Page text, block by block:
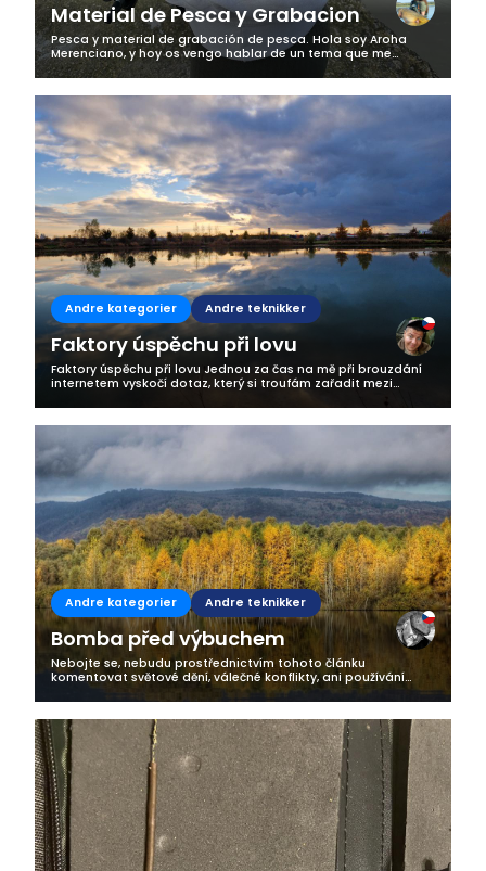
Material de Pesca y Grabacion
Pesca y material de grabación de pesca. Hola soy Aroha
Merenciano, y hoy os vengo hablar de un tema que me
preguntais mucho. Como sabeis cuando voy a pescar
siempre uso material de fotografía y...
Andre kategorier Andre teknikker
Faktory úspěchu při lovu
Faktory úspěchu při lovu Jednou za čas na mě při brouzdání
internetem vyskočí dotaz, který si troufám zařadit mezi
nejoblíbenější nástraha?“...
Andre kategorier Andre teknikker
Bomba před výbuchem
Nebojte se, nebudu prostřednictvím tohoto článku
komentovat světové dění, válečné konflikty, ani používání
pyrotechniky na oslavu Nového roku. Ona bomba má totiž
původ pod hladinou našich...